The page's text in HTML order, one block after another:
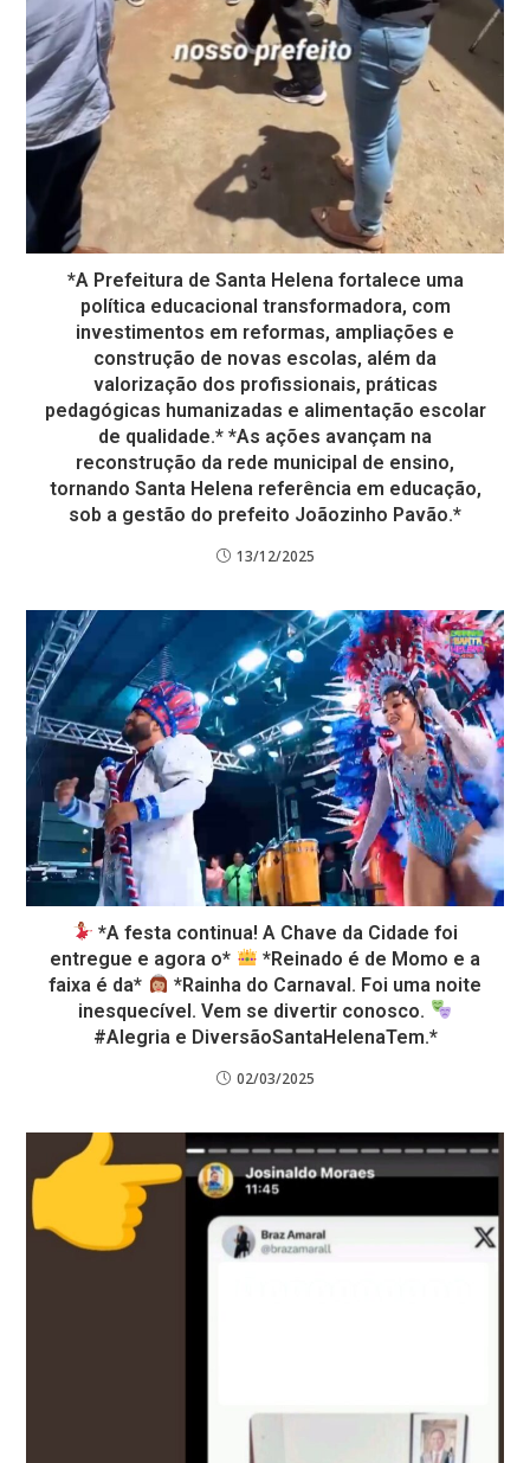
*A Prefeitura de Santa Helena fortalece uma
política educacional transformadora, com
investimentos em reformas, ampliações e
construção de novas escolas, além da
valorização dos profissionais, práticas
pedagógicas humanizadas e alimentação escolar
de qualidade.* *As ações avançam na
reconstrução da rede municipal de ensino,
tornando Santa Helena referência em educação,
sob a gestão do prefeito Joãozinho Pavão.*
13/12/2025
*A festa continua! A Chave da Cidade foi
entregue e agora o*
*Reinado é de Momo e a
faixa é da*
*Rainha do Carnaval. Foi uma noite
inesquecível. Vem se divertir conosco.
#Alegria e DiversãoSantaHelenaTem.*
02/03/2025